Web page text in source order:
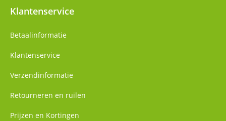
Klantenservice
Betaalinformatie
Klantenservice
Verzendinformatie
Retourneren en ruilen
Prijzen en Kortingen